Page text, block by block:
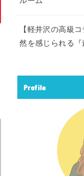
【軽井沢の高級
然を感じられる『
Profile